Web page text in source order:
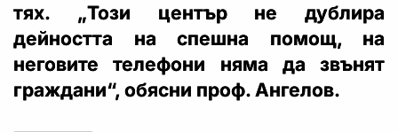
тях. „Този център не дублира
дейността на спешна помощ, на
неговите телефони няма да звънят
граждани“, обясни проф. Ангелов.